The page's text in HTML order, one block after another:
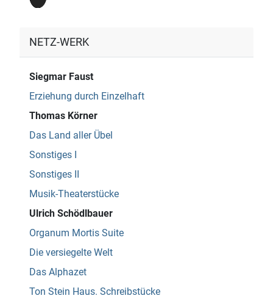
NETZ-WERK
Siegmar Faust
Erziehung durch Einzelhaft
Thomas Körner
Das Land aller Übel
Sonstiges I
Sonstiges II
Musik-Theaterstücke
Ulrich Schödlbauer
Organum Mortis Suite
Die versiegelte Welt
Das Alphazet
Ton Stein Haus. Schreibstücke